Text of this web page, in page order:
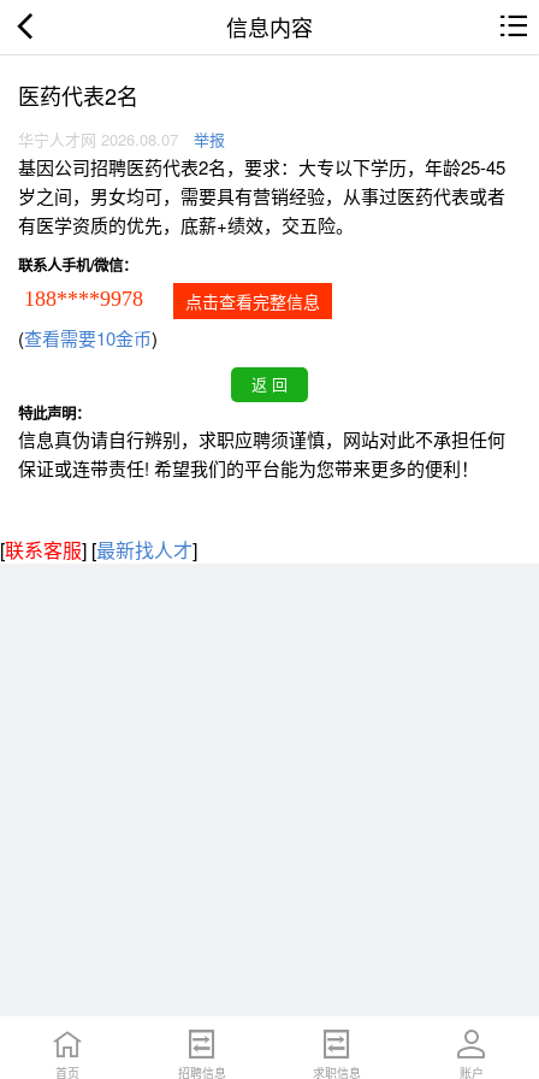
信息内容
医药代表2名
华宁人才网 2026.08.07 举报
基因公司招聘医药代表2名，要求：大专以下学历，年龄25-45
岁之间，男女均可，需要具有营销经验，从事过医药代表或者
有医学资质的优先，底薪+绩效，交五险。
联系人手机/微信：
188****9978 点击查看完整信息
(查看需要10金币)
特此声明：
信息真伪请自行辨别，求职应聘须谨慎，网站对此不承担任何
保证或连带责任! 希望我们的平台能为您带来更多的便利！
[联系客服] [最新找人才]
首页 招聘信息 求职信息 账户